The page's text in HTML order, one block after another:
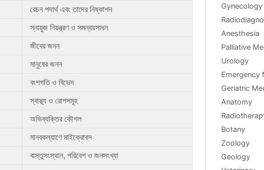
রেচন পদার্থ এবং তাদের নিষ্কাশন
স্নায়ুজ নিয়ন্ত্রণ ও সমন্বয়সাধন
জীবের জনন
মানুষের জনন
বংশগতি ও বিভেদ
স্বাস্থ্য ও রোগসমূহ
অভিব্যক্তির কৌশল
মানবকল্যাণে মাইক্রোবস
বাস্তুসংস্থান, পরিবেশ ও জনসংখ্যা
Anesthesia
Palliative
Urology
Emergency
Geriatric
Anatomy
Botany
Zoology
Geology